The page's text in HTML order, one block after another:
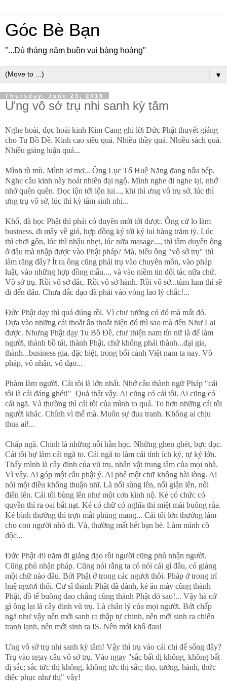
Góc Bè Bạn
"...Dù tháng năm buồn vui bàng hoàng"
▼
Thursday, June 23, 2016
Ưng vô sở trụ nhi sanh kỳ tâm
Nghe hoài, đọc hoài kinh Kim Cang ghi lời Đức Phật thuyết giảng
cho Tu Bồ Đề. Kinh cao siêu quá. Nhiều thầy quá. Nhiều sách quá.
Nhiều giảng luận quá...
Mình tù mù. Mình lơ mơ... Ông Lục Tổ Huệ Năng đang nấu bếp.
Nghe câu kinh này hoát nhiên đại ngộ. Mình nghe đi nghe lại, nhớ
nhớ quên quên. Đọc lộn tới lộn lui..., khi thì ưng vô trụ sở, lúc thì
ưng trụ vô sở, lúc thì kỳ tâm sinh nhi...
Khổ, đã học Phật thì phải có duyên mới tới được. Ông cứ lo làm
business, đi mây về gió, hợp đồng ký tới ký lui hàng trăm tỷ. Lúc
thì chơi gôn, lúc thì nhậu nhẹt, lúc nữa masage..., thì tâm duyên ông
ở đâu mà nhập được vào Phật pháp? Mà, biểu ông "vô sở trụ" thì
làm răng đây? Ít ra ông cũng phải trụ vào chuyên môn, vào pháp
luật, vào những hợp đồng mẫu..., và vào niềm tin đối tác nữa chứ.
Vô sở trụ. Rồi vô sở đắc. Rồi vô sở hành. Rồi vô sở...tùm lum thì sẽ
đi đến đâu. Chưa đắc đạo đã phải vào vòng lao lý chắc!...
Đức Phật dạy thì quá đúng rồi. Vì chư tướng có đó mà mất đó.
Dựa vào những cái thoắt ẩn thoắt hiện đó thì sao mà đến Như Lai
được. Nhưng Phật dạy Tu Bồ Đề, chư thiện nam tín nữ là để làm
người, thành bồ tát, thành Phật, chứ không phải thành...đại gia,
thành...business gia, đặc biệt, trong bối cảnh Việt nam ta nay. Vô
pháp, vô nhân, vô đạo...
Phàm làm người. Cái tôi là lớn nhất. Nhớ câu thành ngữ Pháp "cái
tôi là cái đáng ghét!" Quả thật vậy. Ai cũng có cái tôi. Ai cũng có
cái ngã. Và thường thì cái tôi của mình to quá. To hơn những cái tôi
người khác. Chính vì thế mà. Muôn sự đua tranh. Không ai chịu
thua ai!...
Chấp ngã. Chính là những nỗi hằn học. Những ghen ghét, bực dọc.
Cái tôi bự làm cái ngã to. Cái ngã to làm cái tính ích kỷ, tự kỷ lớn.
Thấy mình là cây đinh của vũ trụ, nhân vật trung tâm của mọi nhà.
Vì vậy. Ai góp một câu phật ý. Ai phê một chữ không hài lòng. Ai
nói một điều không thuận nhĩ. Là nổi sùng lên, nổi giận lên, nổi
điên lên. Cái tôi bùng lên như một cơn kình nộ. Kẻ có chức có
quyền thì ra oai bắt nạt. Kẻ có chữ có nghĩa thì miệt mài buông rủa.
Kẻ bình thường thì trợn mắt phùng mang... Cái tôi lớn thường làm
cho con người nhỏ đi. Và, thường mất hết bạn bè. Làm mình cô
độc...
Đức Phật 49 năm đi giảng đạo rồi người cũng phủ nhận người.
Cũng phủ nhận pháp. Cũng nói rằng ta có nói cái gì đâu, có giảng
một chữ nào đâu. Bởi Phật ở trong các ngươi thôi. Pháp ở trong trí
huệ ngươi thôi. Cư sĩ thành Phật đã đành, kẻ ăn mày cũng thành
Phật, đồ tể buông dao chẳng cũng thành Phật đó sao!... Vậy hà cớ
gì ông lại là cây đinh vũ trụ. Là chân lý của mọi người. Bởi chấp
ngã như vậy nên mới sanh ra thập tự chinh, nên mới sinh ra chiến
tranh lạnh, nên mới sinh ra IS. Nên mới khổ đau!
Ưng vô sở trụ nhi sanh kỳ tâm! Vậy thì trụ vào cái chi để sống đây?
Trụ vào ngay câu vô sở trụ. Vào ngay "sắc bất dị không, không bất
dị sắc; sắc tức thị không, không tức thị sắc; thọ, tưởng, hành, thức
diệc phục như thị" vậy!